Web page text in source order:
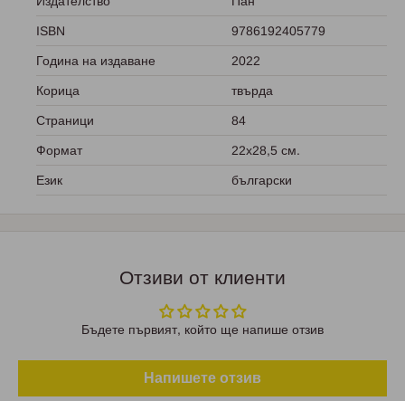
ISBN 9786192405779
Година на издаване 2022
Корица твърда
Страници 84
Формат 22х28,5 см.
Език български
Отзиви от клиенти
Бъдете първият, който ще напише отзив
Напишете отзив